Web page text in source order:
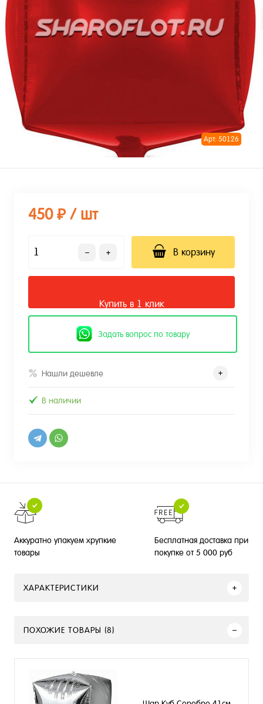
Арт: 50126
450 ₽ / шт
В корзину
Купить в 1 клик
Задать вопрос по товару
Нашли дешевле
В наличии
Аккуратно упакуем хрупкие
товары
Бесплатная доставка при
покупке от 5 000 руб
ХАРАКТЕРИСТИКИ
ПОХОЖИЕ ТОВАРЫ (8)